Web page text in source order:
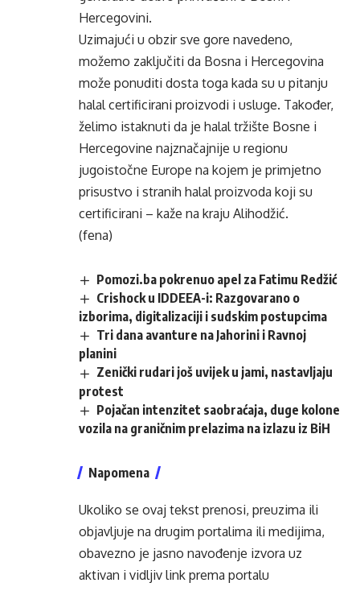
Hercegovini.
Uzimajući u obzir sve gore navedeno,
možemo zaključiti da Bosna i Hercegovina
može ponuditi dosta toga kada su u pitanju
halal certificirani proizvodi i usluge. Također,
želimo istaknuti da je halal tržište Bosne i
Hercegovine najznačajnije u regionu
jugoistočne Europe na kojem je primjetno
prisustvo i stranih halal proizvoda koji su
certificirani – kaže na kraju Alihodžić.
(fena)
Pomozi.ba pokrenuo apel za Fatimu Redžić
Crishock u IDDEEA-i: Razgovarano o
izborima, digitalizaciji i sudskim postupcima
Tri dana avanture na Jahorini i Ravnoj
planini
Zenički rudari još uvijek u jami, nastavljaju
protest
Pojačan intenzitet saobraćaja, duge kolone
vozila na graničnim prelazima na izlazu iz BiH
Napomena
Ukoliko se ovaj tekst prenosi, preuzima ili
objavljuje na drugim portalima ili medijima,
obavezno je jasno navođenje izvora uz
aktivan i vidljiv link prema portalu